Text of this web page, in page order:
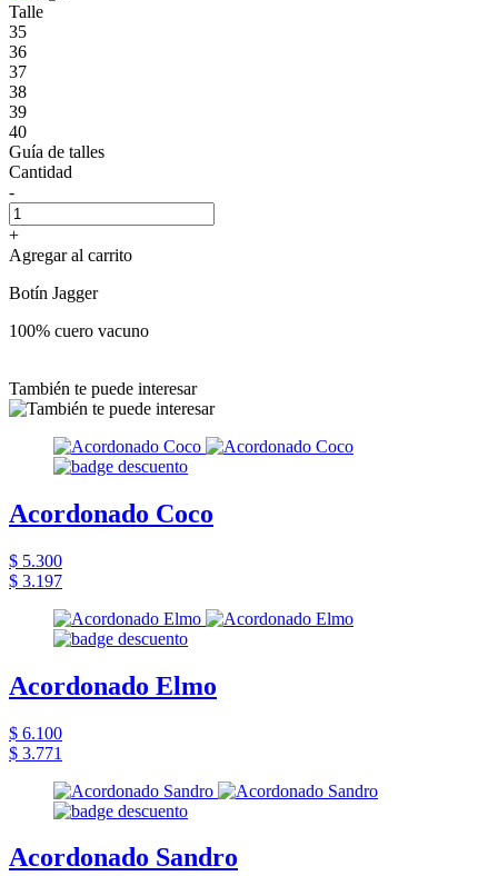
Talle
35
36
37
38
39
40
Guía de talles
Cantidad
-
+
Agregar al carrito
Botín Jagger
100% cuero vacuno
También te puede interesar
Acordonado Coco
$ 5.300
$ 3.197
Acordonado Elmo
$ 6.100
$ 3.771
Acordonado Sandro